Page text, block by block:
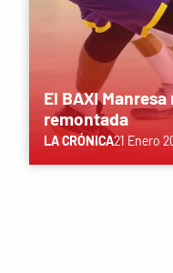
El BAXI
remontada
LA CRÓNICA21 Enero